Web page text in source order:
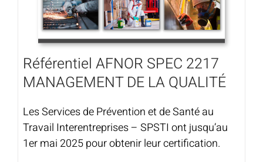
Référentiel AFNOR SPEC 2217
MANAGEMENT DE LA QUALITÉ
Les Services de Prévention et de Santé au
Travail Interentreprises – SPSTI ont jusqu’au
1er mai 2025 pour obtenir leur certification.